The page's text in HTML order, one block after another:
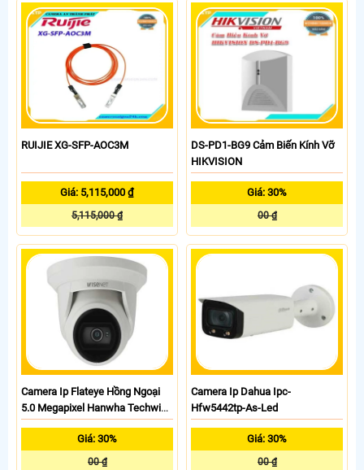
RUIJIE XG-SFP-AOC3M
Giá: 5,115,000 ₫
5,115,000 ₫
DS-PD1-BG9 Cảm Biến Kính Vỡ
HIKVISION
Giá: 30%
00 ₫
Camera Ip Flateye Hồng Ngoại
5.0 Megapixel Hanwha Techwin
Wisenet QNE-8021R
Giá: 30%
00 ₫
Camera Ip Dahua Ipc-
Hfw5442tp-As-Led
Giá: 30%
00 ₫